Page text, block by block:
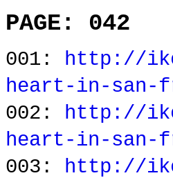
PAGE: 042
001: http://
heart-in-san-
002: http://
heart-in-san-
003: http://